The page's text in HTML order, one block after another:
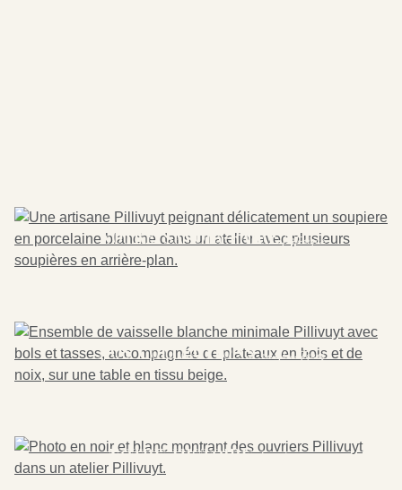
Notre savoir-fairehistorique
nos collectionsemblematiques
Notre histoirebicentanaire